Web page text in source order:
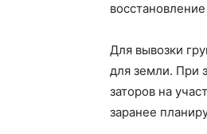
Для вывозки
для земли. При
заторов на
заранее